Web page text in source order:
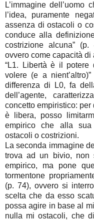
L’immagine
l’idea, puramente
assenza di ostacoli o
conduce alla
costrizione alcuna”
ovvero come capacità di
“L1. Libertà è il potere
volere (e a
differenza di L0, fa
dell’agente,
concetto empiristico: per
è libera, posso
empirico che alla
ostacoli o costrizioni.
La seconda immagine
trova ad un bivio, non
empirico, ma pone
tormentone
(p. 74), ovvero si
scelta che da esso
possa agire in base al
nulla mi ostacoli, che